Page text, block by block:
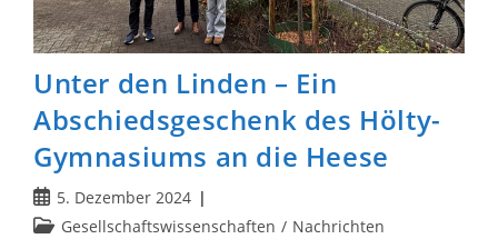
Unter den Linden – Ein
Abschiedsgeschenk des Hölty-
Gymnasiums an die Heese
Beitrag
veröffentlicht:
5. Dezember 2024
Beitrags-
Gesellschaftswissenschaften / Nachrichten